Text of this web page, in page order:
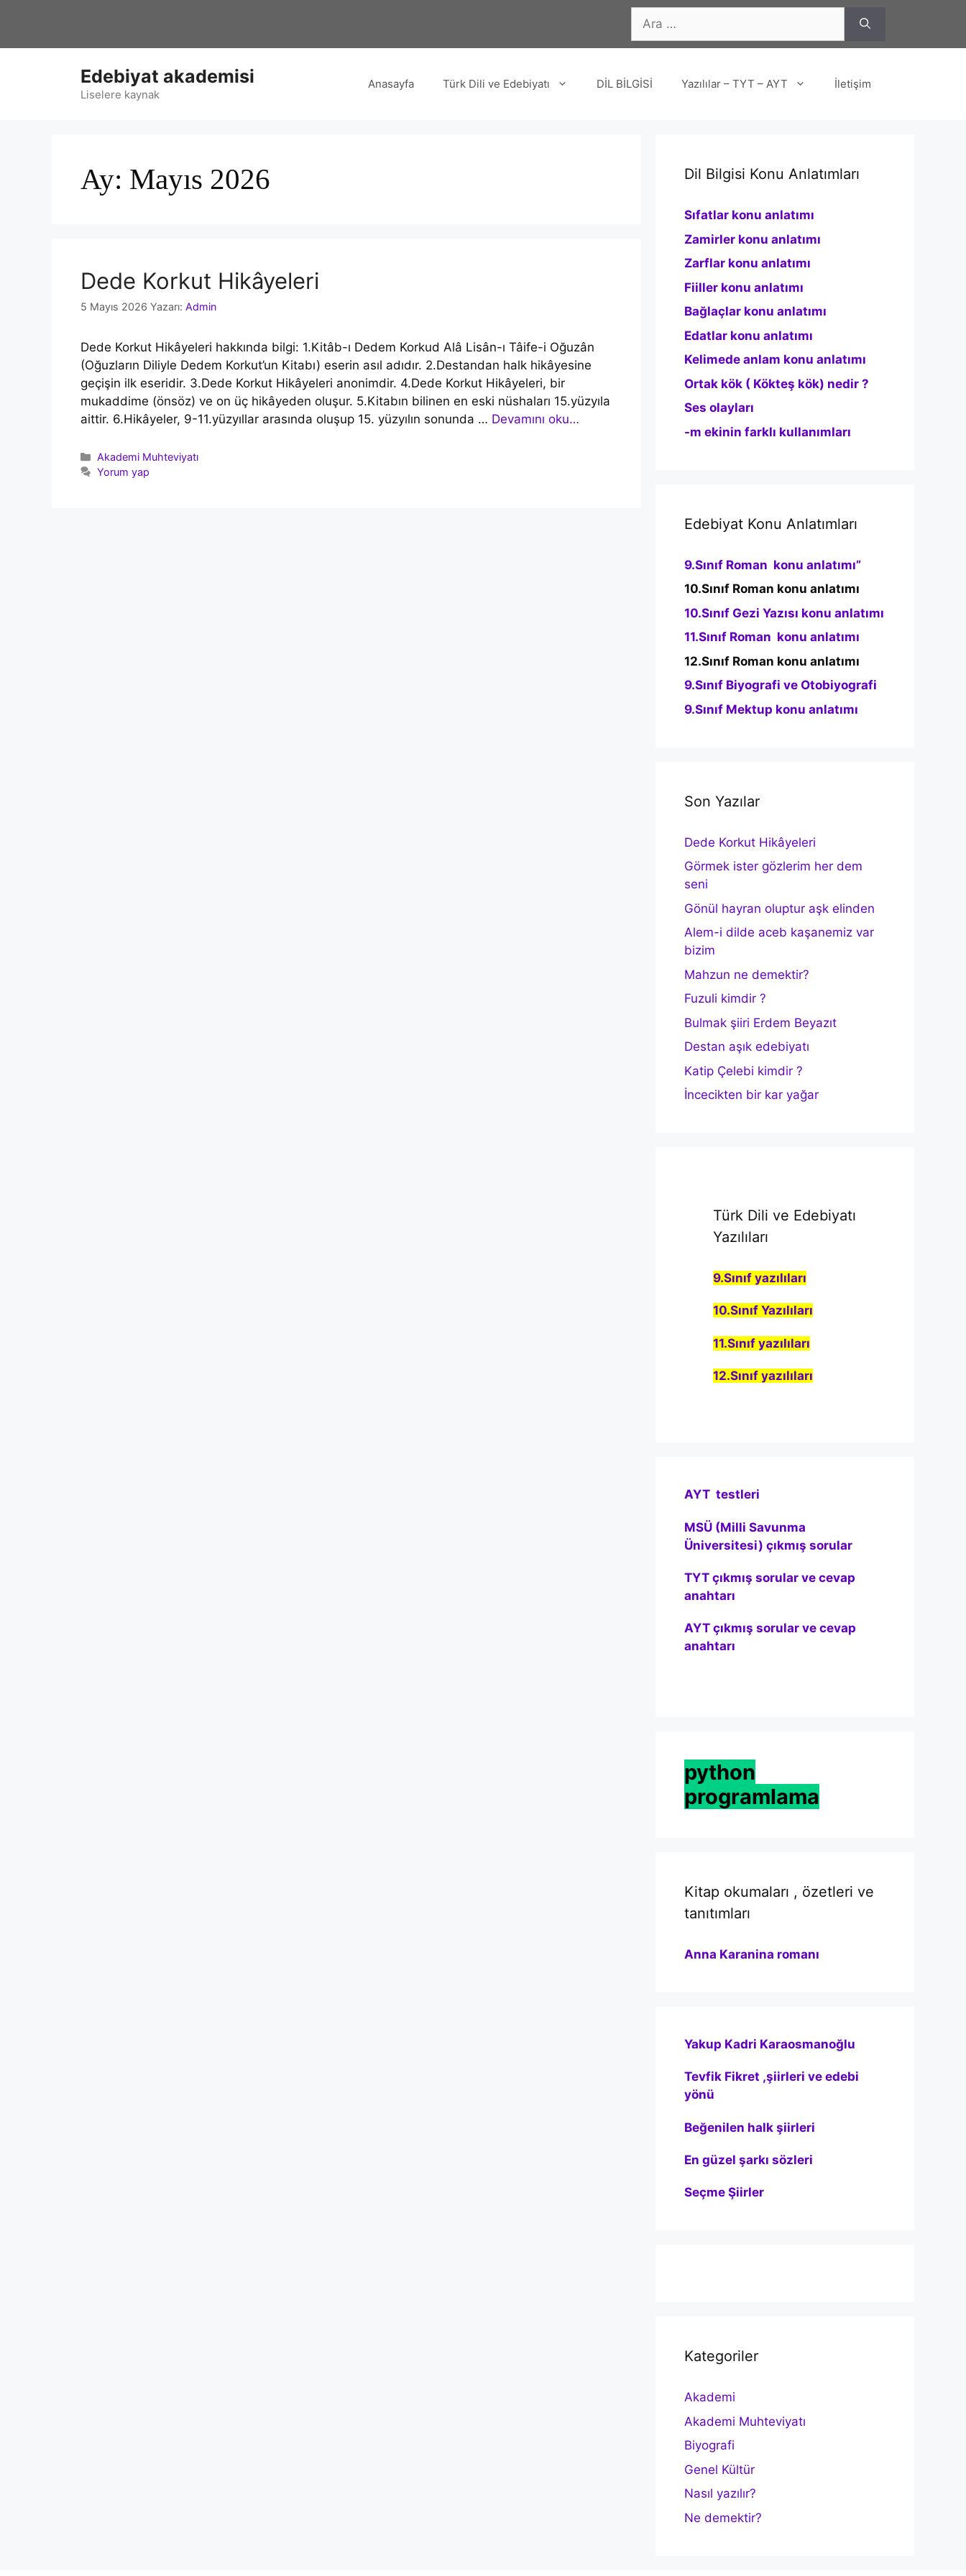
ara
Edebiyat akademisi
Liselere kaynak
Anasayfa Türk Dili ve Edebiyatı DİL BİLGİSİ Yazılılar – TYT – AYT İletişim
Ay: Mayıs 2026
Dede Korkut Hikâyeleri
5 Mayıs 2026 Yazarı: Admin
Dede Korkut Hikâyeleri hakkında bilgi: 1.Kitâb-ı Dedem Korkud Alâ Lisân-ı Tâife-i Oğuzân
(Oğuzların Diliyle Dedem Korkut’un Kitabı) eserin asıl adıdır. 2.Destandan halk hikâyesine
geçişin ilk eseridir. 3.Dede Korkut Hikâyeleri anonimdir. 4.Dede Korkut Hikâyeleri, bir
mukaddime (önsöz) ve on üç hikâyeden oluşur. 5.Kitabın bilinen en eski nüshaları 15.yüzyıla
aittir. 6.Hikâyeler, 9-11.yüzyıllar arasında oluşup 15. yüzyılın sonunda … Devamını oku…
Kategoriler
Akademi Muhteviyatı
Yorum yap
Dil Bilgisi Konu Anlatımları
Sıfatlar konu anlatımı
Zamirler konu anlatımı
Zarflar konu anlatımı
Fiiller konu anlatımı
Bağlaçlar konu anlatımı
Edatlar konu anlatımı
Kelimede anlam konu anlatımı
Ortak kök ( Kökteş kök) nedir ?
Ses olayları
-m ekinin farklı kullanımları
Edebiyat Konu Anlatımları
9.Sınıf Roman konu anlatımı”
10.Sınıf Roman konu anlatımı
10.Sınıf Gezi Yazısı konu anlatımı
11.Sınıf Roman konu anlatımı
12.Sınıf Roman konu anlatımı
9.Sınıf Biyografi ve Otobiyografi
9.Sınıf Mektup konu anlatımı
Son Yazılar
Dede Korkut Hikâyeleri
Görmek ister gözlerim her dem
seni
Gönül hayran oluptur aşk elinden
Alem-i dilde aceb kaşanemiz var
bizim
Mahzun ne demektir?
Fuzuli kimdir ?
Bulmak şiiri Erdem Beyazıt
Destan aşık edebiyatı
Katip Çelebi kimdir ?
İncecikten bir kar yağar
Türk Dili ve Edebiyatı
Yazılıları
9.Sınıf yazılıları
10.Sınıf Yazılıları
11.Sınıf yazılıları
12.Sınıf yazılıları
AYT testleri
MSÜ (Milli Savunma
Üniversitesi) çıkmış sorular
TYT çıkmış sorular ve cevap
anahtarı
AYT çıkmış sorular ve cevap
anahtarı
python
programlama
Kitap okumaları , özetleri ve
tanıtımları
Anna Karanina romanı
Yakup Kadri Karaosmanoğlu
Tevfik Fikret ,şiirleri ve edebi
yönü
Beğenilen halk şiirleri
En güzel şarkı sözleri
Seçme Şiirler
Kategoriler
Akademi
Akademi Muhteviyatı
Biyografi
Genel Kültür
Nasıl yazılır?
Ne demektir?